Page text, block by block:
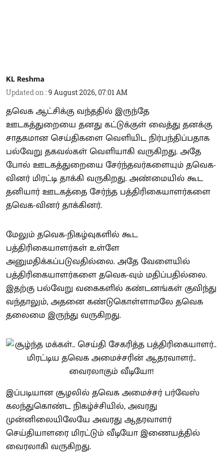
KL Reshma
Updated on :9 August 2026, 07:01 AM
தவெக ஆட்சிக்கு வந்ததில் இருந்தே
ஊடகத்துறையை தனது கட்டுக்குள் வைத்து தனக்கு
சாதகமான செய்திகளை வெளியிட நிர்பந்திப்பதாக
பல்வேறு தகவல்கள் வெளியாகி வருகிறது. அதே
போல் ஊடகத்துறையை சேர்ந்தவர்களையும் தவெக-
வினர் மிரட்டி தாக்கி வருகிறது. அண்மையில் கூட
தனியார் ஊடகத்தை சேர்ந்த பத்திரிகையாளர்களை
தவெக-வினர் தாக்கினர்.
மேலும் தவெக-நிகழ்வுகளில் கூட
பத்திரிகையாளர்கள் உள்ளே
அனுமதிக்கப்படுவதில்லை. அதே வேளையில்
பத்திரிகையாளர்களை தவெக-வும் மதிப்பதில்லை.
இதற்கு பல்வேறு வகைகளில் கண்டனங்கள் குவிந்து
வந்தாலும், அதனை கண்டுகொள்ளாமலே தவெக
தலைமை இருந்து வருகிறது.
இப்படியான சூழலில் தவெக அமைச்சர் பர்வேஸ்
கலந்துகொண்ட நிகழ்ச்சியில், அவரது
முன்னிலையிலேயே அவரது ஆதரவாளர்
செய்தியாளரை மிரட்டும் வீடியோ இணையத்தில்
வைரலாகி வருகிறது.